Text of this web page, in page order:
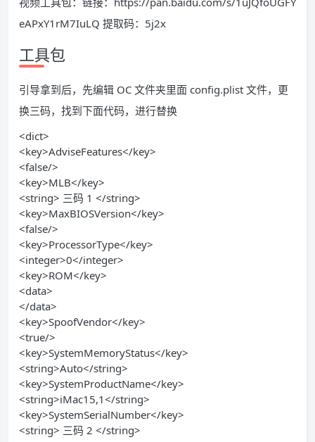
eAPxY1rM7IuLQ 提取码：5j2x
工具包
引导拿到后，先编辑 OC 文件夹里面 config.plist 文件，更
换三码，找到下面代码，进行替换
<dict>
<key>AdviseFeatures</key>
<false/>
<key>MLB</key>
<string> 三码 1 </string>
<key>MaxBIOSVersion</key>
<false/>
<key>ProcessorType</key>
<integer>0</integer>
<key>ROM</key>
<data>
</data>
<key>SpoofVendor</key>
<true/>
<key>SystemMemoryStatus</key>
<string>Auto</string>
<key>SystemProductName</key>
<string>iMac15,1</string>
<key>SystemSerialNumber</key>
<string> 三码 2 </string>